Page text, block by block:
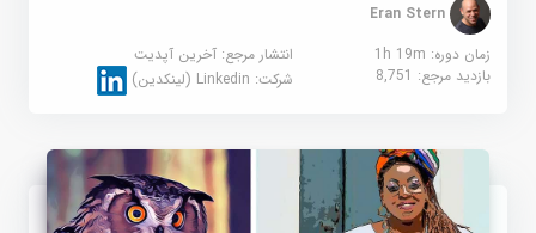
Eran Stern
زمان دوره: 1h 19m
انتشار مرجع:آخرین آپدیت
بازدید مرجع:8,751 شرکت:Linkedin (لینکدین)